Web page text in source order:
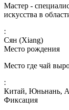
Мастер -
искусства в
:
Сян (Xiang)
Место рождения
Место где чай
:
Китай, Юньнань,
Фиксация